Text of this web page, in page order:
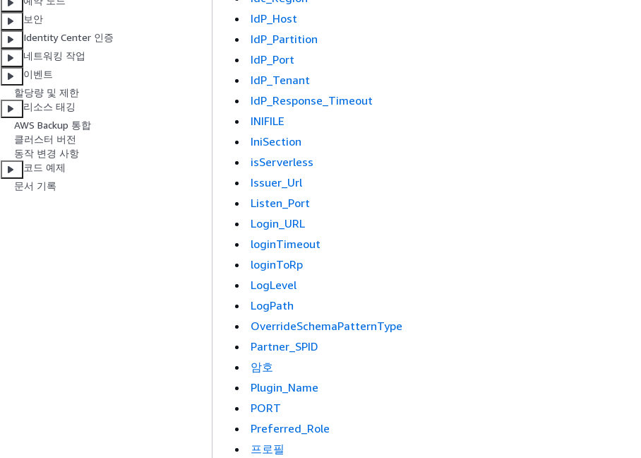
보안
Identity Center 인증
네트워킹 작업
이벤트
할당량 및 제한
리소스 태깅
AWS Backup 통합
클러스터 버전
동작 변경 사항
코드 예제
문서 기록
IdP_Host
IdP_Partition
IdP_Port
IdP_Tenant
IdP_Response_Timeout
INIFILE
IniSection
isServerless
Issuer_Url
Listen_Port
Login_URL
loginTimeout
loginToRp
LogLevel
LogPath
OverrideSchemaPatternType
Partner_SPID
암호
Plugin_Name
PORT
Preferred_Role
프로필